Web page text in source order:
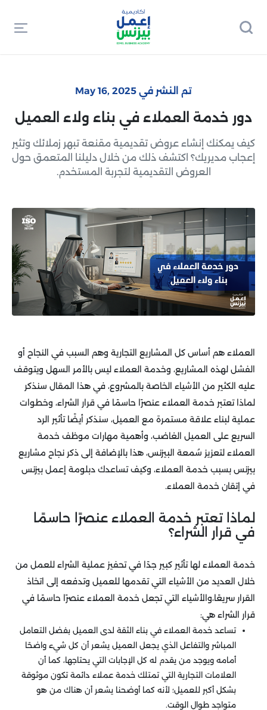
تم النشر في May 16, 2025
دور خدمة العملاء في بناء ولاء العميل
كيف يمكنك إنشاء عروض تقديمية مقنعة تبهر زملائك وتثير
إعجاب مديريك؟ اكتشف ذلك من خلال دليلنا المتعمق حول
العروض التقديمية لتجربة المستخدم.
العملاء هم أساس كل المشاريع التجارية وهم السبب في النجاح أو
الفشل لهذه المشاريع، وخدمة العملاء ليس بالأمر السهل ويتوقف
عليه الكثير من الأشياء الخاصة بالمشروع، في هذا المقال سنذكر
لماذا تعتبر خدمة العملاء عنصرًا حاسمًا في قرار الشراء، وخطوات
عملية لبناء علاقة مستمرة مع العميل، سنذكر أيضًا تأثير الرد
السريع على العميل الغاضب، وأهمية مهارات موظف خدمة
العملاء لتعزيز سُمعة البيزنس، هذا بالإضافة إلى ذكر نجاح مشاريع
بيزنس بسبب خدمة العملاء، وكيف تساعدك دبلومة إعمل بيزنس
في إتقان خدمة العملاء.
لماذا تعتبر خدمة العملاء عنصرًا حاسمًا
في قرار الشراء؟
خدمة العملاء لها تأثير كبير جدًا في تحفيز عملية الشراء للعمل من
خلال العديد من الأشياء التي تقدمها للعميل وتدفعه إلى اتخاذ
القرار سريعًا،والأشياء التي تجعل خدمة العملاء عنصرًا حاسمًا في
قرار الشراء هي:
تساعد خدمة العملاء في بناء الثقة لدى العميل بفضل التعامل
المباشر والتفاعل الذي يجعل العميل يشعر أن كل شيء واضحًا
أمامه ويوجد من يقدم له كل الإجابات التي يحتاجها، كما أن
العلامات التجارية التي تمتلك خدمة عملاء دائمة تكون موثوقة
بشكل أكبر للعميل؛ لأنه كما أوضحنا يشعر أن هناك من هو
متواجد طوال الوقت.